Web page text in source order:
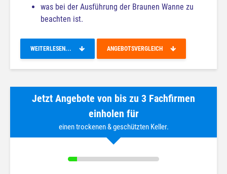
was bei der Ausführung der Braunen Wanne zu
beachten ist.
WEITERLESEN... ANGEBOTSVERGLEICH
Jetzt Angebote von bis zu 3 Fachfirmen
einholen für
einen trockenen & geschützten Keller.